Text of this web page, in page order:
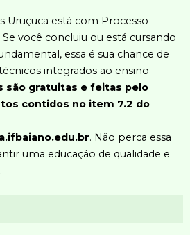
Uruçuca está com Processo
você concluiu ou está cursando
essa é sua chance de
integrados ao ensino
são gratuitas e feitas pelo
contidos no item 7.2 do
. Não perca essa
uma educação de qualidade e